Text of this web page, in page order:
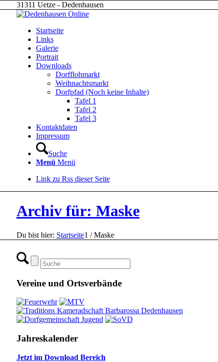
31311 Uetze - Dedenhausen
Startseite
Links
Galerie
Portrait
Downloads
Dorfflohmarkt
Weihnachtsmarkt
Dorfpfad (Noch keine Inhalte)
Tafel 1
Tafel 2
Tafel 3
Kontaktdaten
Impressum
Suche
Menü Menü
Link zu Rss dieser Seite
Archiv für: Maske
Du bist hier: Startseite1 / Maske
Vereine und Ortsverbände
Jahreskalender
Jetzt im Download Bereich